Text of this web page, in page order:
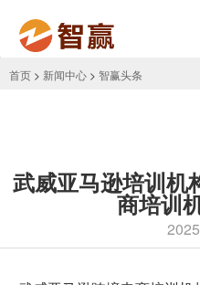
首页 > 新闻中心 > 智赢头条
武威亚马逊培训机
商培训